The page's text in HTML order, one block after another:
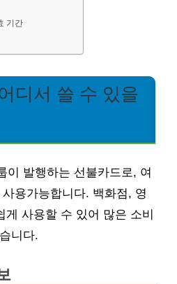
기간
디서 쓸 수 있을
이 발행하는 선불카드로, 여
용가능합니다. 백화점, 영
게 사용할 수 있어 많은 소비
니다.